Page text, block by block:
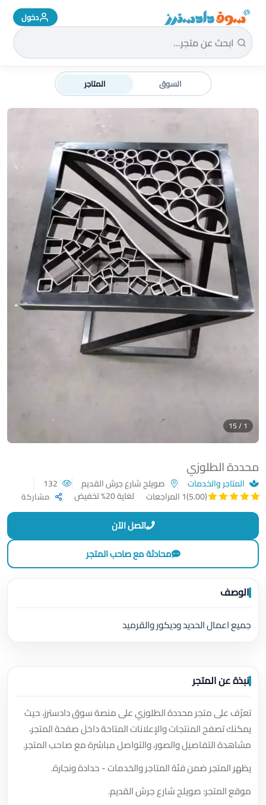
سوق دادسترز الرئيسية دخول
السوق المتاجر
محددة الطلوزي
المتاجر والخدمات صويلح شارع جرش القديم
(5.00)
1 المراجعات لغاية 20% تخفيض مشاركة
1 / 15
اتصل الآن
محادثة مع صاحب المتجر
الوصف
جميع اعمال الحديد وديكور والقرميد
نبذة عن المتجر
تعرّف على متجر محددة الطلوزي على منصة سوق دادسترز، حيث
يمكنك تصفح المنتجات والإعلانات المتاحة داخل صفحة المتجر،
مشاهدة التفاصيل والصور، والتواصل مباشرة مع صاحب المتجر.
يظهر المتجر ضمن فئة المتاجر والخدمات - حدادة ونجارة.
موقع المتجر: صويلح شارع جرش القديم.